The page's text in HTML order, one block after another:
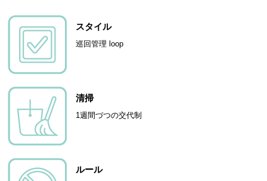
スタイル
巡回管理 loop
清掃
1週間づつの交代制
ルール